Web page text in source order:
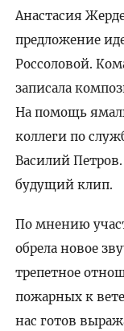
Анастасия
предложение
Россоловой.
записала
На помощь
коллеги по
Василий
будущий клип.
По мнению
обрела новое
трепетное
пожарных к
нас готов